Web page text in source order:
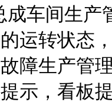
成车间生产
运转状态
障生产管
示，看板